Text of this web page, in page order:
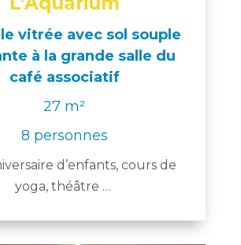
vitrée avec sol souple
à la grande salle du
café associatif
27 m²
8 personnes
d’enfants, cours de
yoga, théâtre …